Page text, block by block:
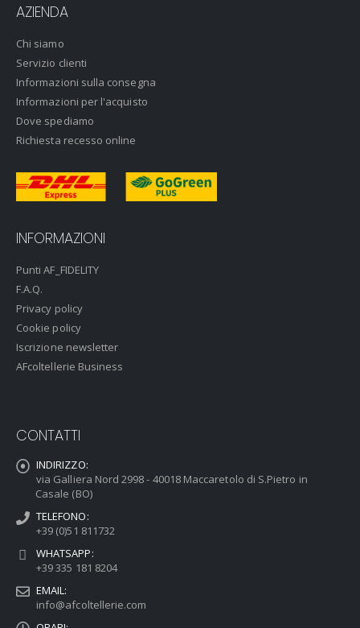
AZIENDA
Chi siamo
Servizio clienti
Informazioni sulla consegna
Informazioni per l'acquisto
Dove spediamo
Richiesta recesso online
INFORMAZIONI
Punti AF_FIDELITY
F.A.Q.
Privacy policy
Cookie policy
Iscrizione newsletter
AFcoltellerie Business
CONTATTI
INDIRIZZO:
via Galliera Nord 2998 - 40018 Maccaretolo di S.Pietro in
Casale (BO)
TELEFONO:
+39 (0)51 811732
WHATSAPP:
+39 335 181 8204
EMAIL:
info@afcoltellerie.com